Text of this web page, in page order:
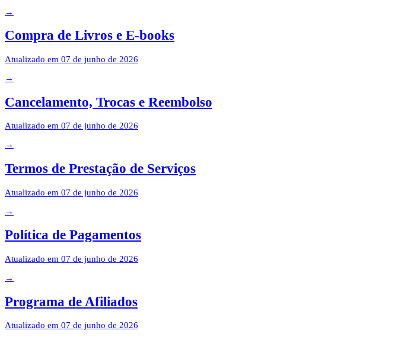
→
Compra de Livros e E-books
Atualizado em 07 de junho de 2026
→
Cancelamento, Trocas e Reembolso
Atualizado em 07 de junho de 2026
→
Termos de Prestação de Serviços
Atualizado em 07 de junho de 2026
→
Política de Pagamentos
Atualizado em 07 de junho de 2026
→
Programa de Afiliados
Atualizado em 07 de junho de 2026